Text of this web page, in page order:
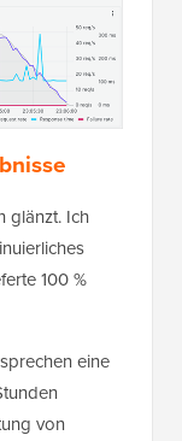
glänzt. Ich
100 %
eine
von